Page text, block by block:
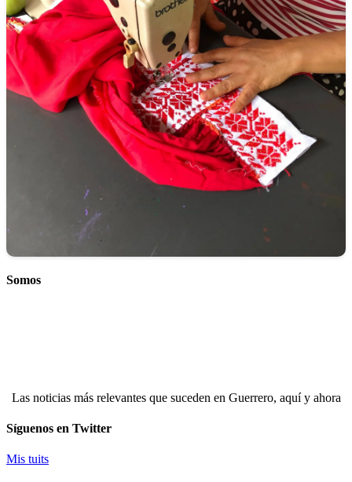
Somos
Las noticias más relevantes que suceden en Guerrero, aquí y ahora
Síguenos en Twitter
Mis tuits